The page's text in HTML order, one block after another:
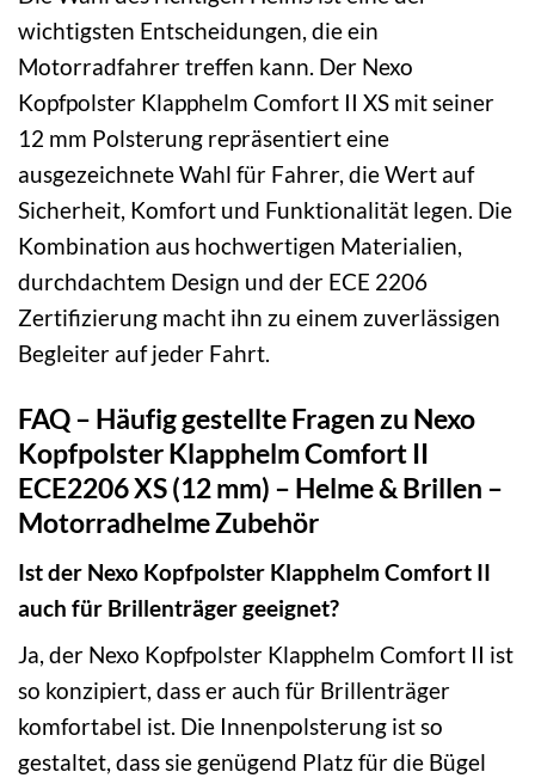
wichtigsten Entscheidungen, die ein
Motorradfahrer treffen kann. Der Nexo
Kopfpolster Klapphelm Comfort II XS mit seiner
12 mm Polsterung repräsentiert eine
ausgezeichnete Wahl für Fahrer, die Wert auf
Sicherheit, Komfort und Funktionalität legen. Die
Kombination aus hochwertigen Materialien,
durchdachtem Design und der ECE 2206
Zertifizierung macht ihn zu einem zuverlässigen
Begleiter auf jeder Fahrt.
FAQ – Häufig gestellte Fragen zu Nexo
Kopfpolster Klapphelm Comfort II
ECE2206 XS (12 mm) – Helme & Brillen –
Motorradhelme Zubehör
Ist der Nexo Kopfpolster Klapphelm Comfort II
auch für Brillenträger geeignet?
Ja, der Nexo Kopfpolster Klapphelm Comfort II ist
so konzipiert, dass er auch für Brillenträger
komfortabel ist. Die Innenpolsterung ist so
gestaltet, dass sie genügend Platz für die Bügel